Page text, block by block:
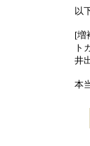
以
[増
ト
井
本